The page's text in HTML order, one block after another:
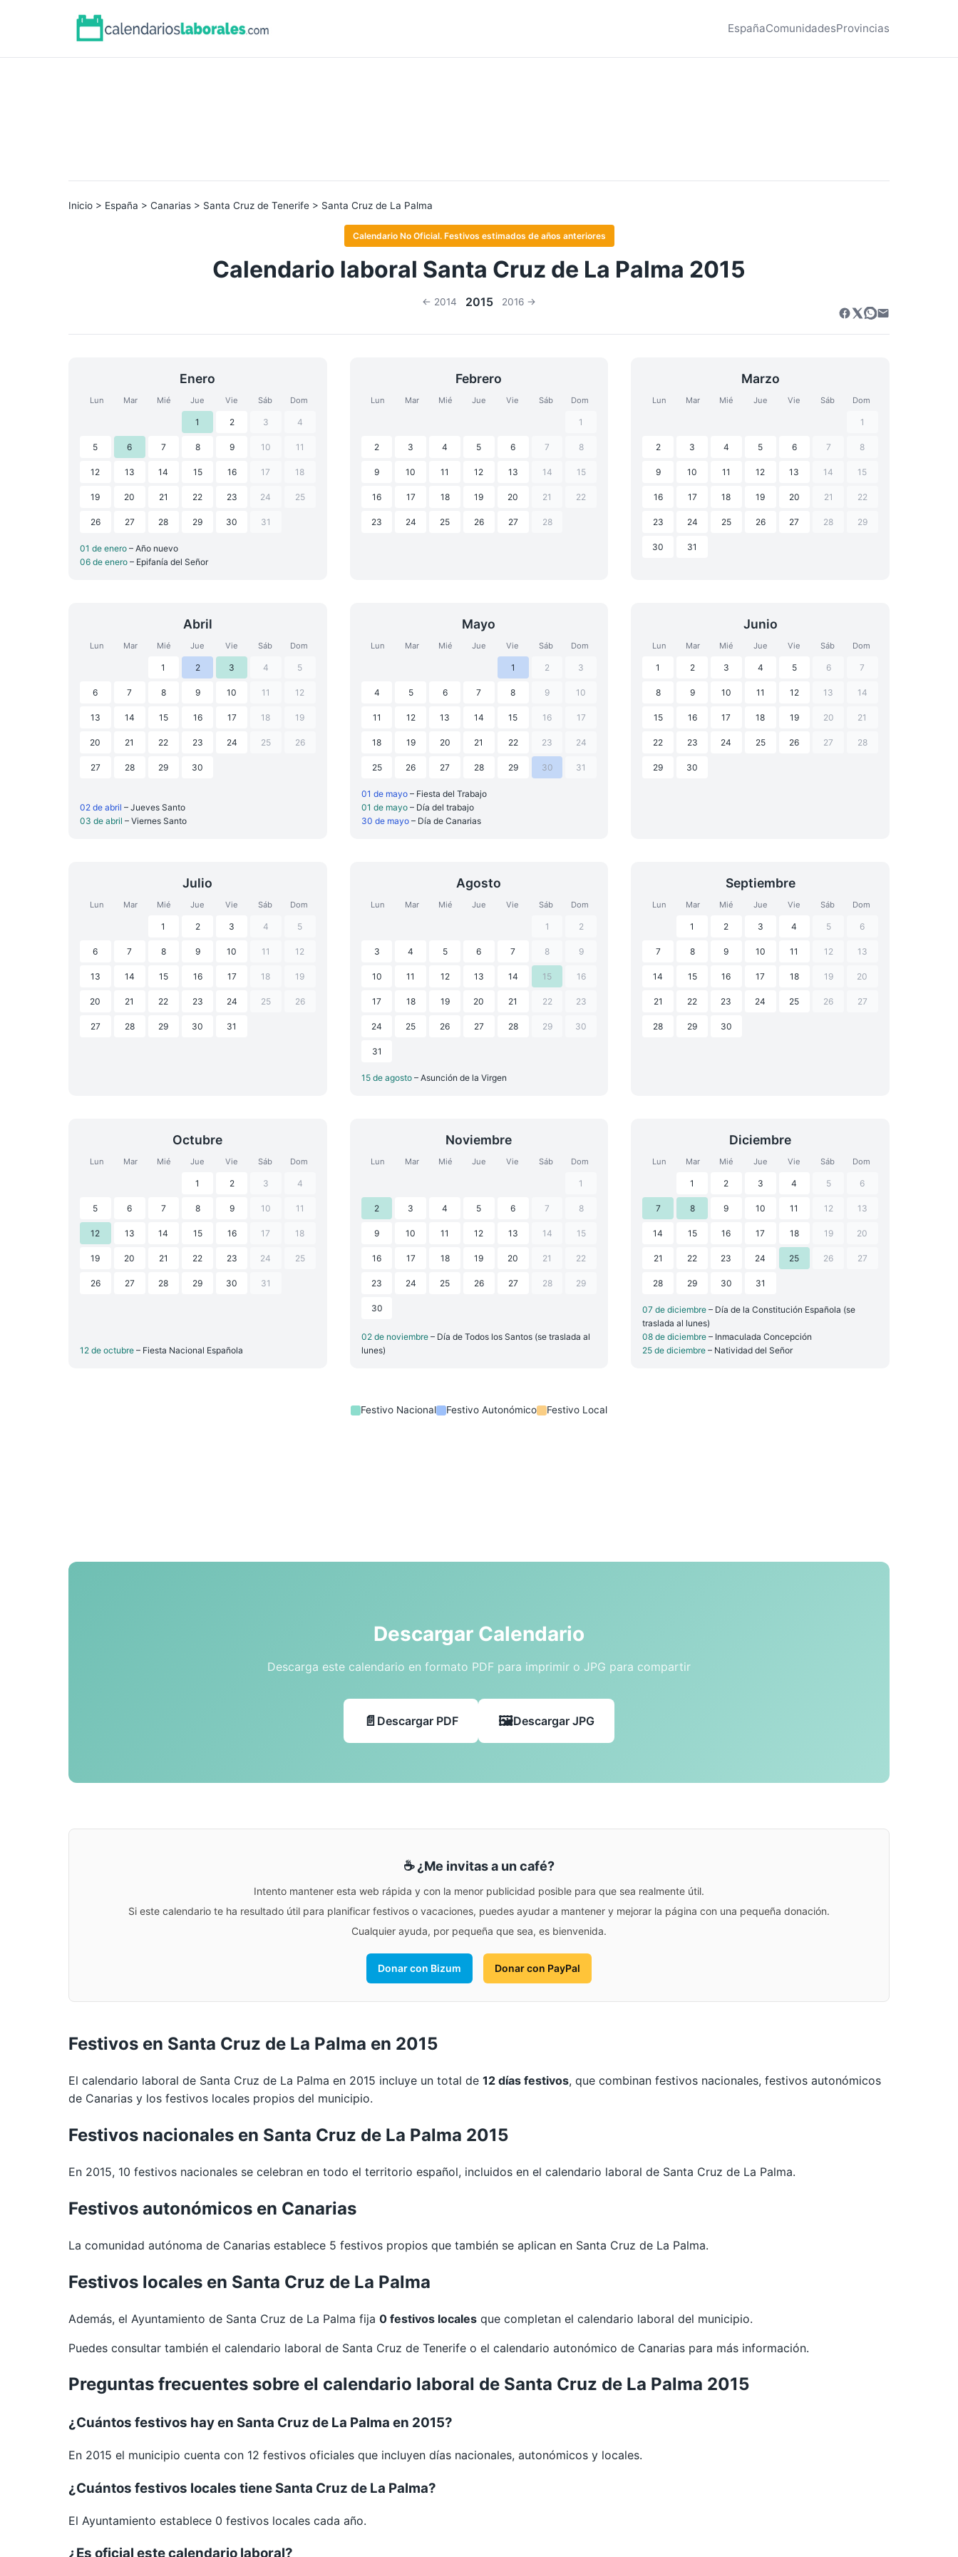
EspañaComunidadesProvincias
Inicio > España > Canarias > Santa Cruz de Tenerife > Santa Cruz de La Palma
Calendario No Oficial. Festivos estimados de años anteriores
Calendario laboral Santa Cruz de La Palma 2015
← 2014 2015 2016 →
Enero
Lun Mar Mié Jue Vie Sáb Dom
1 2 3 4
5 6 7 8 9 10 11
12 13 14 15 16 17 18
19 20 21 22 23 24 25
26 27 28 29 30 31
01 de enero – Año nuevo
06 de enero – Epifanía del Señor
Febrero
Lun Mar Mié Jue Vie Sáb Dom
1
2 3 4 5 6 7 8
9 10 11 12 13 14 15
16 17 18 19 20 21 22
23 24 25 26 27 28
Marzo
Lun Mar Mié Jue Vie Sáb Dom
1
2 3 4 5 6 7 8
9 10 11 12 13 14 15
16 17 18 19 20 21 22
23 24 25 26 27 28 29
30 31
Abril
Lun Mar Mié Jue Vie Sáb Dom
1 2 3 4 5
6 7 8 9 10 11 12
13 14 15 16 17 18 19
20 21 22 23 24 25 26
27 28 29 30
02 de abril – Jueves Santo
03 de abril – Viernes Santo
Mayo
Lun Mar Mié Jue Vie Sáb Dom
1 2 3
4 5 6 7 8 9 10
11 12 13 14 15 16 17
18 19 20 21 22 23 24
25 26 27 28 29 30 31
01 de mayo – Fiesta del Trabajo
01 de mayo – Día del trabajo
30 de mayo – Día de Canarias
Junio
Lun Mar Mié Jue Vie Sáb Dom
1 2 3 4 5 6 7
8 9 10 11 12 13 14
15 16 17 18 19 20 21
22 23 24 25 26 27 28
29 30
Julio
Lun Mar Mié Jue Vie Sáb Dom
1 2 3 4 5
6 7 8 9 10 11 12
13 14 15 16 17 18 19
20 21 22 23 24 25 26
27 28 29 30 31
Agosto
Lun Mar Mié Jue Vie Sáb Dom
1 2
3 4 5 6 7 8 9
10 11 12 13 14 15 16
17 18 19 20 21 22 23
24 25 26 27 28 29 30
31
15 de agosto – Asunción de la Virgen
Septiembre
Lun Mar Mié Jue Vie Sáb Dom
1 2 3 4 5 6
7 8 9 10 11 12 13
14 15 16 17 18 19 20
21 22 23 24 25 26 27
28 29 30
Octubre
Lun Mar Mié Jue Vie Sáb Dom
1 2 3 4
5 6 7 8 9 10 11
12 13 14 15 16 17 18
19 20 21 22 23 24 25
26 27 28 29 30 31
12 de octubre – Fiesta Nacional Española
Noviembre
Lun Mar Mié Jue Vie Sáb Dom
1
2 3 4 5 6 7 8
9 10 11 12 13 14 15
16 17 18 19 20 21 22
23 24 25 26 27 28 29
30
02 de noviembre – Día de Todos los Santos (se traslada al
lunes)
Diciembre
Lun Mar Mié Jue Vie Sáb Dom
1 2 3 4 5 6
7 8 9 10 11 12 13
14 15 16 17 18 19 20
21 22 23 24 25 26 27
28 29 30 31
07 de diciembre– Día de la Constitución Española (se
traslada al lunes)
08 de diciembre– Inmaculada Concepción
25 de diciembre– Natividad del Señor
Festivo Nacional Festivo Autonómico Festivo Local
Descargar Calendario
Descarga este calendario en formato PDF para imprimir o JPG para compartir
Descargar PDF Descargar JPG
☕ ¿Me invitas a un café?
Intento mantener esta web rápida y con la menor publicidad posible para que sea realmente útil.
Si este calendario te ha resultado útil para planificar festivos o vacaciones, puedes ayudar a mantener y mejorar la página con una pequeña donación.
Cualquier ayuda, por pequeña que sea, es bienvenida.
Donar con Bizum Donar con PayPal
Festivos en Santa Cruz de La Palma en 2015
El calendario laboral de Santa Cruz de La Palma en 2015 incluye un total de 12 días festivos, que combinan festivos nacionales, festivos autonómicos
de Canarias y los festivos locales propios del municipio.
Festivos nacionales en Santa Cruz de La Palma 2015
En 2015, 10 festivos nacionales se celebran en todo el territorio español, incluidos en el calendario laboral de Santa Cruz de La Palma.
Festivos autonómicos en Canarias
La comunidad autónoma de Canarias establece 5 festivos propios que también se aplican en Santa Cruz de La Palma.
Festivos locales en Santa Cruz de La Palma
Además, el Ayuntamiento de Santa Cruz de La Palma fija 0 festivos locales que completan el calendario laboral del municipio.
Puedes consultar también el calendario laboral de Santa Cruz de Tenerife o el calendario autonómico de Canarias para más información.
Preguntas frecuentes sobre el calendario laboral de Santa Cruz de La Palma 2015
¿Cuántos festivos hay en Santa Cruz de La Palma en 2015?
En 2015 el municipio cuenta con 12 festivos oficiales que incluyen días nacionales, autonómicos y locales.
¿Cuántos festivos locales tiene Santa Cruz de La Palma?
El Ayuntamiento establece 0 festivos locales cada año.
¿Es oficial este calendario laboral?